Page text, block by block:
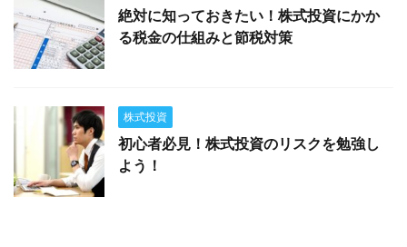
絶対に知っておきたい！株式投資にかか
る税金の仕組みと節税対策
株式投資
初心者必見！株式投資のリスクを勉強し
よう！